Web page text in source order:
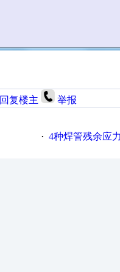
回复楼主 举报
· 4种焊管残余应